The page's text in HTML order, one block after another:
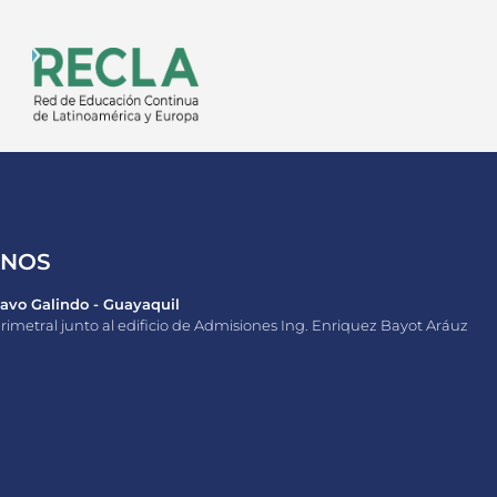
Galindo - Guayaquil
junto al edificio de Admisiones Ing. Enriquez Bayot Aráuz